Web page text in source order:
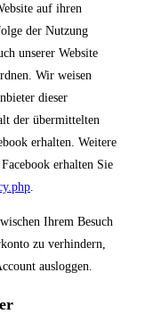
auf ihren
der Nutzung
unserer Website
Wir weisen
dieser
der übermittelten
erhalten. Weitere
erhalten Sie
Ihrem Besuch
zu verhindern,
ausloggen.